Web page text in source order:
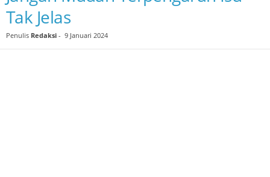
Tak Jelas
Penulis Redaksi - 9 Januari 2024